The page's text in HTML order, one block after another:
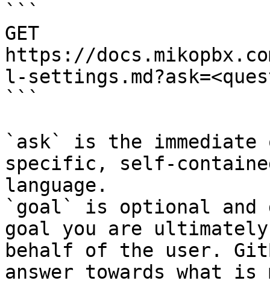
```
GET
https://
l-
```
`ask` is the
specific, self-
language.
`goal` is optional and
goal you are
behalf of the user.
answer towards what